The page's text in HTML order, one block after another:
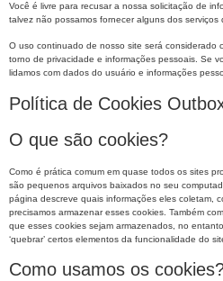
Você é livre para recusar a nossa solicitação de
talvez não possamos fornecer alguns dos serviços
O uso continuado de nosso site será considerado
torno de privacidade e informações pessoais. Se
lidamos com dados do usuário e informações
Política de Cookies
O que são cookies?
Como é prática comum em quase todos os sites
são pequenos arquivos baixados no seu
página descreve quais informações eles coletam,
precisamos armazenar esses cookies. Também
que esses cookies sejam armazenados, no
‘quebrar’ certos elementos da funcionalidade do
Como usamos os